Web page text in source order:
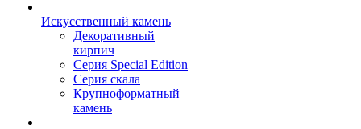
Искусственный камень
Декоративный
кирпич
Серия Special Edition
Серия скала
Крупноформатный
камень